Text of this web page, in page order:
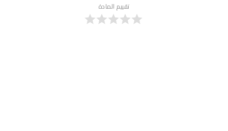
تقييم المادة